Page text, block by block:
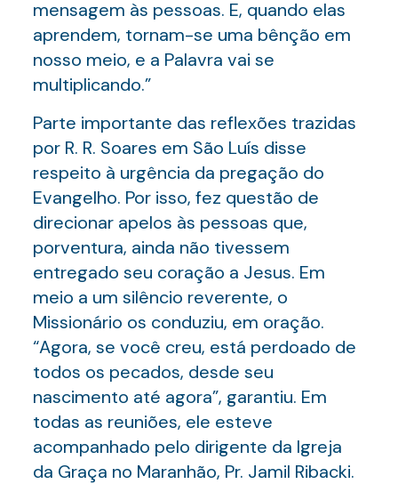
mensagem às pessoas. E, quando elas
aprendem, tornam-se uma bênção em
nosso meio, e a Palavra vai se
multiplicando.”
Parte importante das reflexões trazidas
por R. R. Soares em São Luís disse
respeito à urgência da pregação do
Evangelho. Por isso, fez questão de
direcionar apelos às pessoas que,
porventura, ainda não tivessem
entregado seu coração a Jesus. Em
meio a um silêncio reverente, o
Missionário os conduziu, em oração.
“Agora, se você creu, está perdoado de
todos os pecados, desde seu
nascimento até agora”, garantiu. Em
todas as reuniões, ele esteve
acompanhado pelo dirigente da Igreja
da Graça no Maranhão, Pr. Jamil Ribacki.